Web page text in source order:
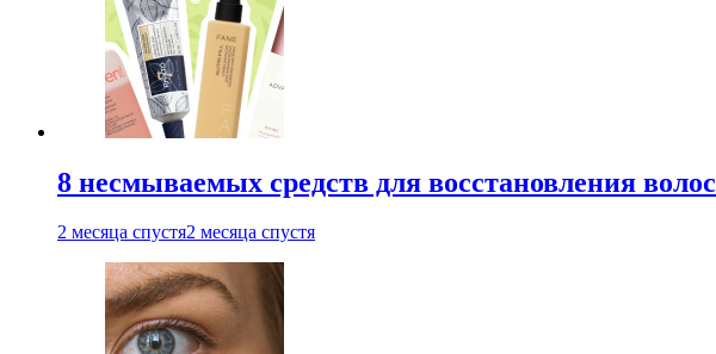
8 несмываемых средств для восстановления волос
2 месяца спустя2 месяца спустя